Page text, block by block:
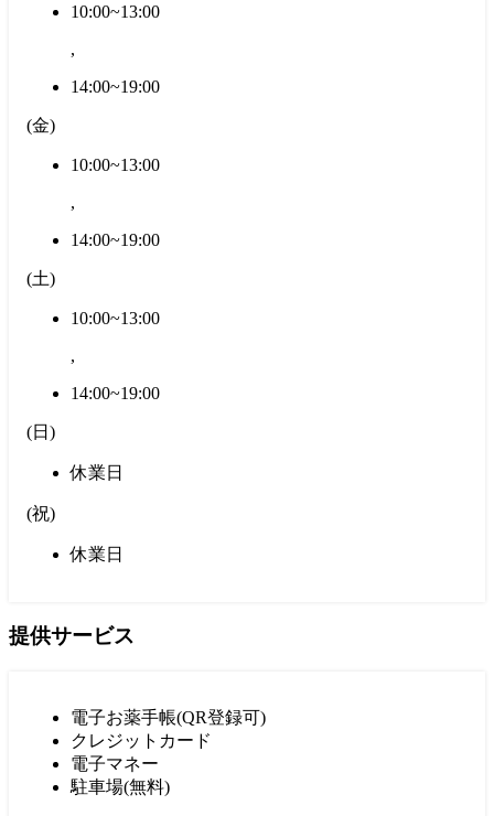
10:00~13:00
,
14:00~19:00
(金)
10:00~13:00
,
14:00~19:00
(土)
10:00~13:00
,
14:00~19:00
(日 )
休業日
(祝)
休業日
提供サービス
電子お薬手帳(QR登録可)
クレジットカード
電子マネー
駐車場(無料)